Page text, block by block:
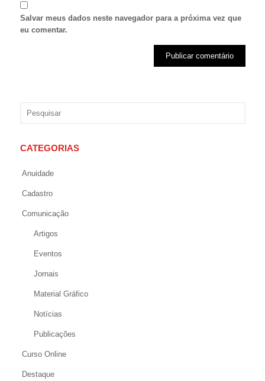
Salvar meus dados neste navegador para a próxima vez que
eu comentar.
CATEGORIAS
Anuidade
Cadastro
Comunicação
Artigos
Eventos
Jornais
Material Gráfico
Notícias
Publicações
Curso Online
Destaque